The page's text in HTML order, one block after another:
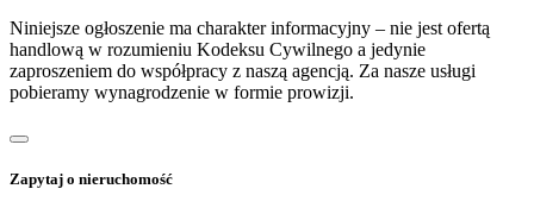
Niniejsze ogłoszenie ma charakter informacyjny – nie jest ofertą
handlową w rozumieniu Kodeksu Cywilnego a jedynie
zaproszeniem do współpracy z naszą agencją. Za nasze usługi
pobieramy wynagrodzenie w formie prowizji.
Zapytaj o nieruchomość